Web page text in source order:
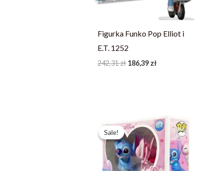
Figurka Funko Pop Elliot i
E.T. 1252
242,31zł 186,39zł
Sale!
Sale!
Pierwotna
cena
wynosiła:
367,49 zł.
Aktualna
cena
wynosi:
244,99 zł.